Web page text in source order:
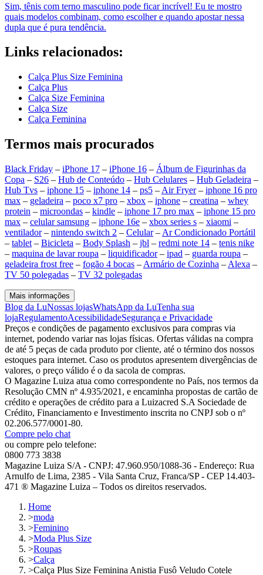
Sim, tênis com terno masculino pode ficar incrível! Eu te mostro
quais modelos combinam, como escolher e quando apostar nessa
dupla que é pura tendência.
Links relacionados:
Calça Plus Size Feminina
Calça Plus
Calça Size Feminina
Calça Size
Calça Feminina
Termos mais procurados
Black Friday – iPhone 17 – iPhone 16 – Álbum de Figurinhas da
Copa – S26 – Hub de Conteúdo – Hub Celulares – Hub Geladeira –
Hub Tvs – iphone 15 – iphone 14 – ps5 – Air Fryer– iphone 16 pro
max – geladeira – poco x7 pro – xbox – iphone – creatina – whey
protein – microondas – kindle – iphone 17 pro max – iphone 15 pro
max – celular samsung – iphone 16e – xbox series s – xiaomi –
ventilador– nintendo switch 2 – Celular– Ar Condicionado Portátil
– tablet – Bicicleta – Body Splash – jbl – redmi note 14 – tenis nike
– maquina de lavar roupa – liquidificador– ipad – guarda roupa –
geladeira frost free – fogão 4 bocas – Armário de Cozinha – Alexa –
TV 50 polegadas – TV 32 polegadas
Mais informações
Blog da LuNossas lojasWhatsApp da LuTenha sua
lojaRegulamentoAcessibilidadeSegurança e Privacidade
Preços e condições de pagamento exclusivos para compras via
internet, podendo variar nas lojas físicas. Ofertas válidas na compra
de até 5 peças de cada produto por cliente, até o término dos nossos
estoques para internet. Caso os produtos apresentem divergências de
valores, o preço válido é o da sacola de compras.
O Magazine Luiza atua como correspondente no País, nos termos da
Resolução CMN nº 4.935/2021, e encaminha propostas de cartão de
crédito e operações de crédito para a Luizacred S.A Sociedade de
Crédito, Financiamento e Investimento inscrita no CNPJ sob o nº
02.206.577/0001-80.
Compre pelo chat
ou compre pelo telefone:
0800 773 3838
Magazine Luiza S/A - CNPJ: 47.960.950/1088-36 - Endereço: Rua
Arnulfo de Lima, 2385 - Vila Santa Cruz, Franca/SP - CEP 14.403-
471 ® Magazine Luiza – Todos os direitos reservados.
Home
>moda
>Feminino
>Moda Plus Size
>Roupas
>Calça
>Calça Plus Size Feminina Anistia Fusô Veludo Cotele